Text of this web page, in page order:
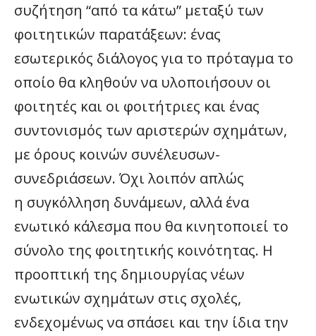
συζήτηση “από τα κάτω” μεταξύ των
φοιτητικών παρατάξεων: ένας
εσωτερικός διάλογος για το πρόταγμα το
οποίο θα κληθούν να υλοποιήσουν οι
φοιτητές και οι φοιτήτριες και ένας
συντονισμός των αριστερών σχημάτων,
με όρους κοινών συνέλευσων-
συνεδριάσεων. Όχι λοιπόν απλώς
η συγκόλληση δυνάμεων, αλλά ένα
ενωτικό κάλεσμα που θα κινητοποιεί το
σύνολο της φοιτητικής κοινότητας. Η
προοπτική της δημιουργίας νέων
ενωτικών σχημάτων στις σχολές,
ενδεχομένως να σπάσει και την ίδια την